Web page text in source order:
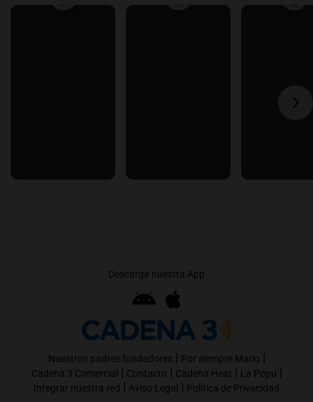
Descargá nuestra App
Nuestros padres fundadores | Por siempre Mario |
Cadena 3 Comercial | Contacto | Cadena Heat | La Popu |
Integrar nuestra red | Aviso Legal | Política de Privacidad